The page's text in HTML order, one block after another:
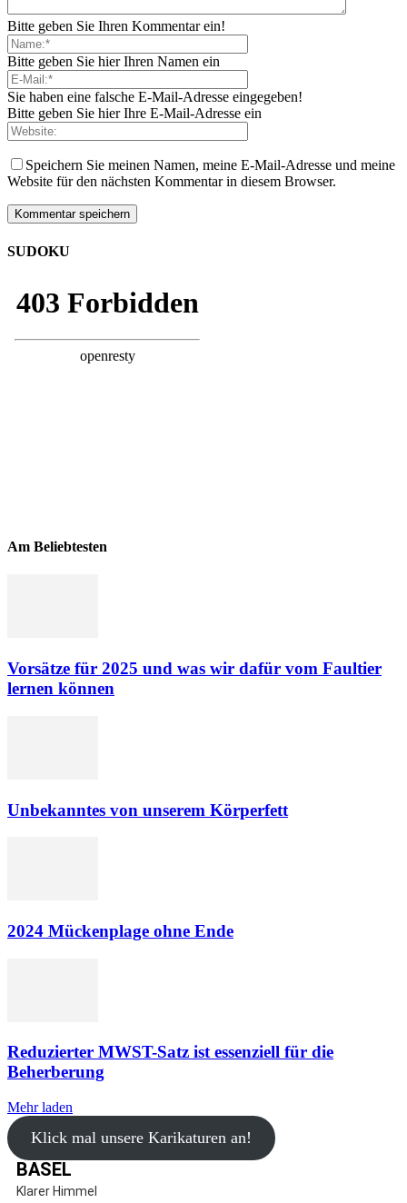
Bitte geben Sie Ihren Kommentar ein!
Bitte geben Sie hier Ihren Namen ein
Sie haben eine falsche E-Mail-Adresse eingegeben!
Bitte geben Sie hier Ihre E-Mail-Adresse ein
Speichern Sie meinen Namen, meine E-Mail-Adresse und meine
Website für den nächsten Kommentar in diesem Browser.
SUDOKU
Am Beliebtesten
Vorsätze für 2025 und was wir dafür vom Faultier
lernen können
Unbekanntes von unserem Körperfett
2024 Mückenplage ohne Ende
Reduzierter MWST-Satz ist essenziell für die
Beherberung
Mehr laden
Klick mal unsere Karikaturen an!
BASEL
Klarer Himmel